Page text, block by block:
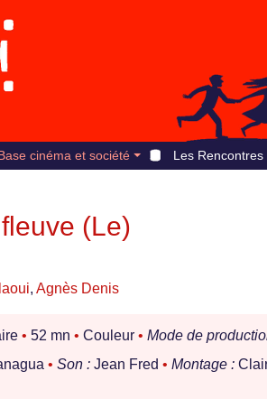
cinéma et société Les
(Le)
, Agnès Denis
• 52 mn • Couleur • Mode de
• Son : Jean Fred • Montage :